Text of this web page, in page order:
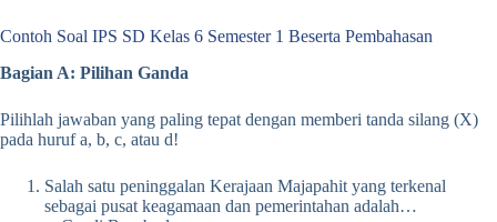
Contoh Soal IPS SD Kelas 6 Semester 1 Beserta Pembahasan
Bagian A: Pilihan Ganda
Pilihlah jawaban yang paling tepat dengan memberi tanda silang (X)
pada huruf a, b, c, atau d!
Salah satu peninggalan Kerajaan Majapahit yang terkenal
sebagai pusat keagamaan dan pemerintahan adalah…